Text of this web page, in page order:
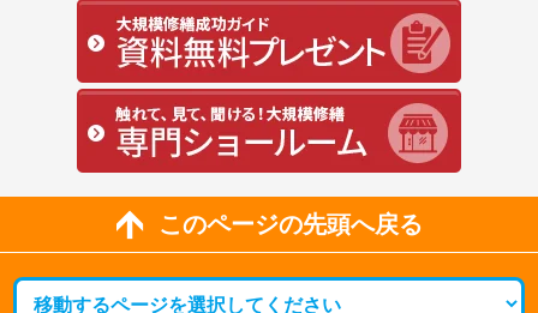
このページの先頭へ戻る